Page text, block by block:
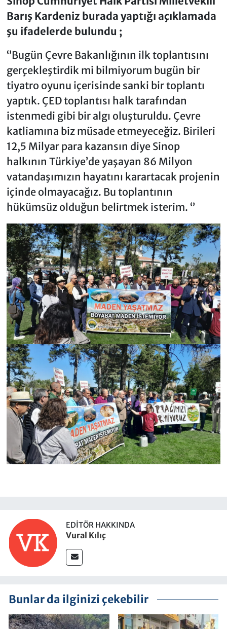
Barış Kardeniz burada yaptığı açıklamada
şu ifadelerde bulundu ;
‘’Bugün Çevre Bakanlığının ilk toplantısını
gerçekleştirdik mi bilmiyorum bugün bir
tiyatro oyunu içerisinde sanki bir toplantı
yaptık. ÇED toplantısı halk tarafından
istenmedi gibi bir algı oluşturuldu. Çevre
katliamına biz müsade etmeyeceğiz. Birileri
12,5 Milyar para kazansın diye Sinop
halkının Türkiye’de yaşayan 86 Milyon
vatandaşımızın hayatını karartacak projenin
içinde olmayacağız. Bu toplantının
hükümsüz olduğun belirtmek isterim. ‘’
EDITÖR HAKKINDA
Vural Kılıç
Bunlar da ilginizi çekebilir